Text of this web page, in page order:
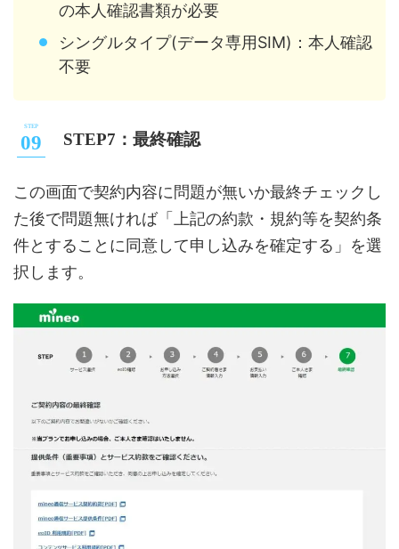
の本人確認書類が必要
シングルタイプ(データ専用SIM)：本人確認
不要
STEP7：最終確認
この画面で契約内容に問題が無いか最終チェックし
た後で問題無ければ「上記の約款・規約等を契約条
件とすることに同意して申し込みを確定する」を選
択します。